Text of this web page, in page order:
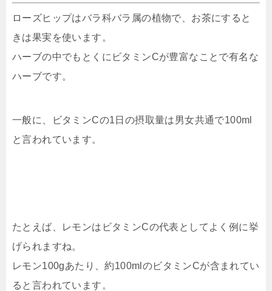
ローズヒップはバラ科バラ属の植物で、お茶にすると
きは果実を使います。
ハーブの中でもとくにビタミンCが豊富なことで有名な
ハーブです。
一般に、ビタミンCの1日の摂取量は男女共通で100ml
と言われています。
たとえば、レモンはビタミンCの代表としてよく例に挙
げられますね。
レモン100gあたり、約100mlのビタミンCが含まれてい
ると言われています。